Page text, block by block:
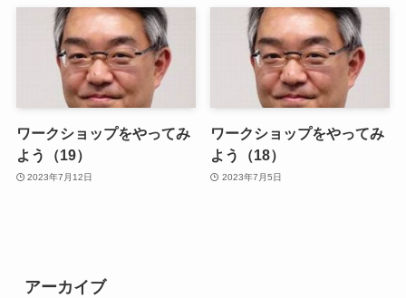
ワークショップをやってみ
よう（19）
2023年7月12日
ワークショップをやってみ
よう（18）
2023年7月5日
アーカイブ